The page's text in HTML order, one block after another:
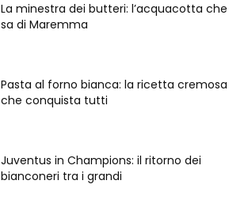
La minestra dei butteri: l’acquacotta che
sa di Maremma
Pasta al forno bianca: la ricetta cremosa
che conquista tutti
Juventus in Champions: il ritorno dei
bianconeri tra i grandi